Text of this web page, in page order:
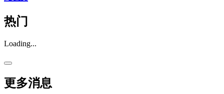
热门
Loading...
更多消息